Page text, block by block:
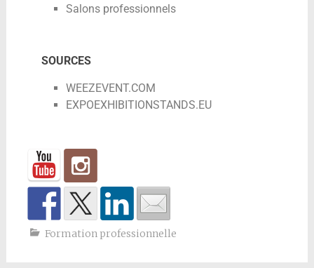
Salons professionnels
SOURCES
WEEZEVENT.COM
EXPOEXHIBITIONSTANDS.EU
Formation professionnelle